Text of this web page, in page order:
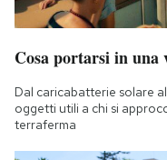
Area Personale
Notifiche mobile
Regala il Post
Hai bisogno di
Esci
Cosa portarsi in una
Dal caricabatterie solare
oggetti utili a chi si
terraferma